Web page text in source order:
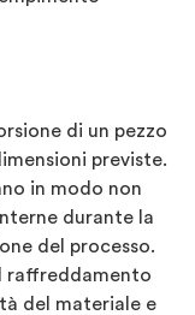
di un pezzo
previste.
in modo non
durante la
del processo.
raffreddamento
del materiale e